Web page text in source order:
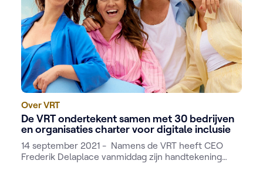
Over VRT
De VRT ondertekent samen met 30 bedrijven
en organisaties charter voor digitale inclusie
14 september 2021 - Namens de VRT heeft CEO
Frederik Delaplace vanmiddag zijn handtekening